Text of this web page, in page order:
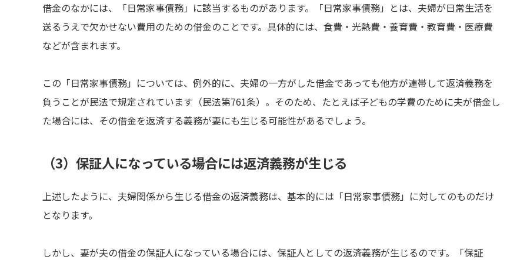
借金のなかには、「日常家事債務」に該当するものがあります。「日常家事債務」とは、夫婦が日常生活を
送るうえで欠かせない費用のための借金のことです。具体的には、食費・光熱費・養育費・教育費・医療費
などが含まれます。
この「日常家事債務」については、例外的に、夫婦の一方がした借金であっても他方が連帯して返済義務を
負うことが民法で規定されています（民法第761条）。そのため、たとえば子どもの学費のために夫が借金し
た場合には、その借金を返済する義務が妻にも生じる可能性があるでしょう。
（3）保証人になっている場合には返済義務が生じる
上述したように、夫婦関係から生じる借金の返済義務は、基本的には「日常家事債務」に対してのものだけ
となります。
しかし、妻が夫の借金の保証人になっている場合には、保証人としての返済義務が生じるのです。「保証